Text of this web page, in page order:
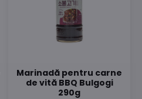
Marinadă pentru carne
de vită BBQ Bulgogi
290g